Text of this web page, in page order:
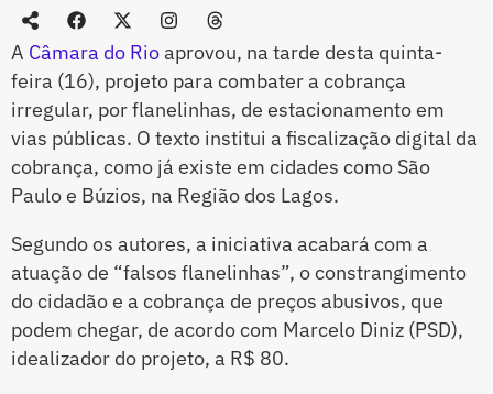
A Câmara do Rioaprovou, na tarde desta quinta-
feira (16), projeto para combater a cobrança
irregular, por flanelinhas, de estacionamento em
vias públicas. O texto institui a fiscalização digital da
cobrança, como já existe em cidades como São
Paulo e Búzios, na Região dos Lagos.
Segundo os autores, a iniciativa acabará com a
atuação de “falsos flanelinhas”, o constrangimento
do cidadão e a cobrança de preços abusivos, que
podem chegar, de acordo com Marcelo Diniz (PSD),
idealizador do projeto, a R$ 80.